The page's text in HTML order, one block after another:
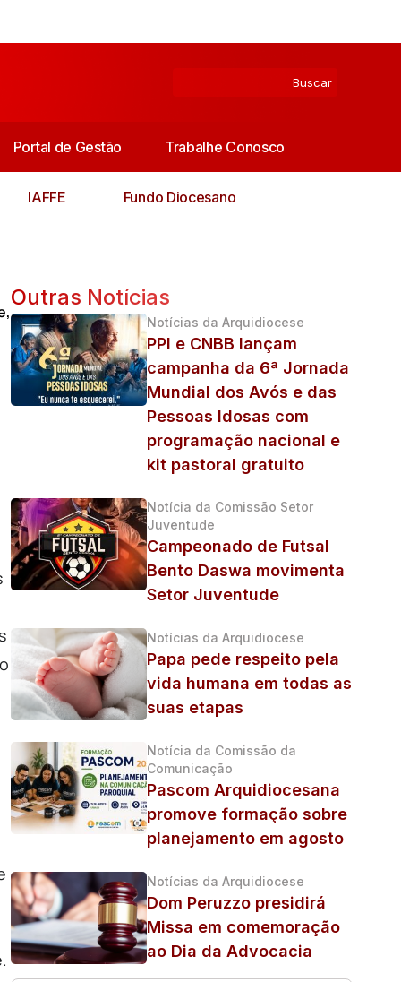
Portal de Gestão Trabalhe Conosco
IAFFE Fundo Diocesano
,
Outras Notícias
Notícias da Arquidiocese
PPI e CNBB lançam
campanha da 6ª Jornada
Mundial dos Avós e das
Pessoas Idosas com
programação nacional e
kit pastoral gratuito
Notícia da Comissão Setor
Juventude
Campeonado de Futsal
Bento Daswa movimenta
Setor Juventude
Notícias da Arquidiocese
Papa pede respeito pela
vida humana em todas as
suas etapas
Notícia da Comissão da
Comunicação
Pascom Arquidiocesana
promove formação sobre
planejamento em agosto
Notícias da Arquidiocese
Dom Peruzzo presidirá
Missa em comemoração
ao Dia da Advocacia